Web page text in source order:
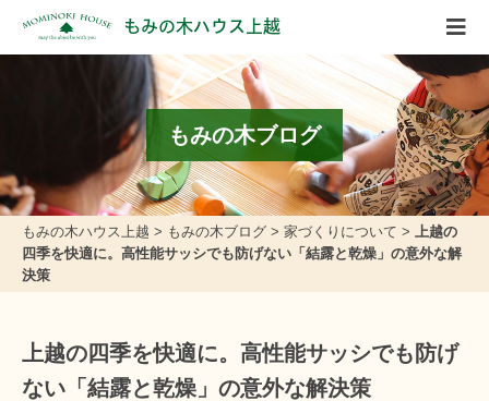
もみの木ハウス上越
もみの木ブログ
もみの木ハウス上越 > もみの木ブログ > 家づくりについて > 上越の
四季を快適に。高性能サッシでも防げない「結露と乾燥」の意外な解
決策
上越の四季を快適に。高性能サッシでも防げ
ない「結露と乾燥」の意外な解決策